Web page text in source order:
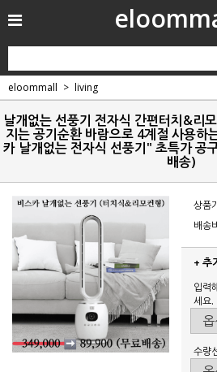
eloommall living
날개없는 선풍기 전자식 간편터치&리
지는 공기순환 바람으로 4계절 사용하
카 날개없는 전자식 선풍기" 초특가
배송)
상품
배송
+ 추
입력
세요.
수량